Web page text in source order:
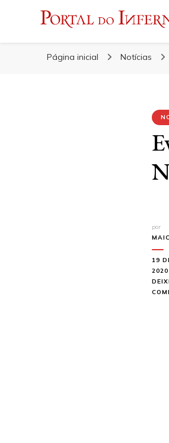
Portal
Página inicial Notícias
por
19
2020